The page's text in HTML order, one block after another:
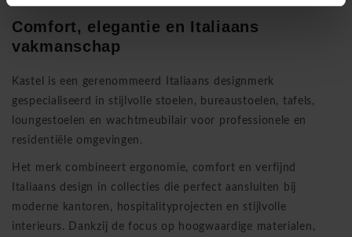
Comfort, elegantie en Italiaans
vakmanschap
Kastel is een gerenommeerd Italiaans designmerk
gespecialiseerd in stijlvolle stoelen, bureaustoelen, tafels,
loungestoelen en wachtmeubilair voor professionele en
residentiële omgevingen.
Het merk combineert ergonomie, comfort en verfijnd
Italiaans design in collecties die perfect aansluiten bij
moderne kantoren, hospitalityprojecten en stijlvolle
interieurs. Dankzij de focus op hoogwaardige materialen,